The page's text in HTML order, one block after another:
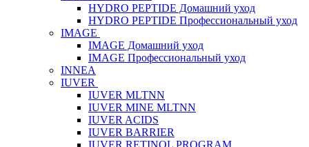
HYDRO PEPTIDE Домашний уход
HYDRO PEPTIDE Профессиональный уход
IMAGE
IMAGE Домашний уход
IMAGE Профессиональный уход
INNEA
IUVER
IUVER MLTNN
IUVER MINE MLTNN
IUVER ACIDS
IUVER BARRIER
IUVER RETINOL PROGRAM